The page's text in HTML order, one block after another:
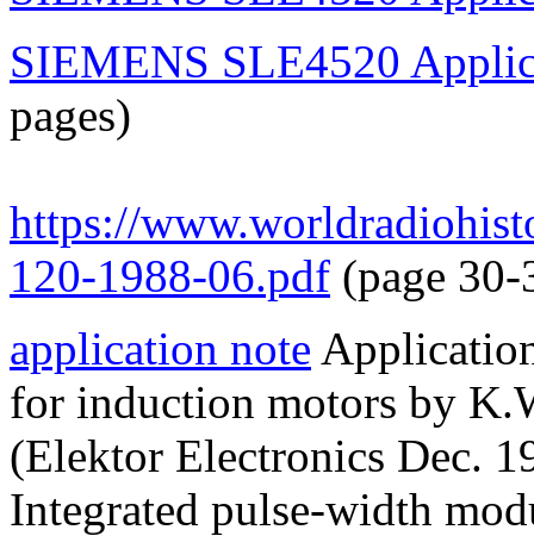
SIEMENS SLE4520
pages)
https://
120-1988-06.pdf (page 30-
application note
for induction motors by
(Elektor Electronics Dec.
Integrated pulse-width